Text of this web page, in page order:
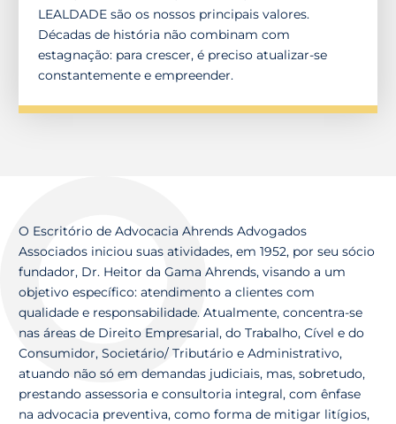
LEALDADE são os nossos principais valores.
Décadas de história não combinam com
estagnação: para crescer, é preciso atualizar-se
constantemente e empreender.
O Escritório de Advocacia Ahrends Advogados
Associados iniciou suas atividades, em 1952, por seu sócio
fundador, Dr. Heitor da Gama Ahrends, visando a um
objetivo específico: atendimento a clientes com
qualidade e responsabilidade. Atualmente, concentra-se
nas áreas de Direito Empresarial, do Trabalho, Cível e do
Consumidor, Societário/ Tributário e Administrativo,
atuando não só em demandas judiciais, mas, sobretudo,
prestando assessoria e consultoria integral, com ênfase
na advocacia preventiva, como forma de mitigar litígios,